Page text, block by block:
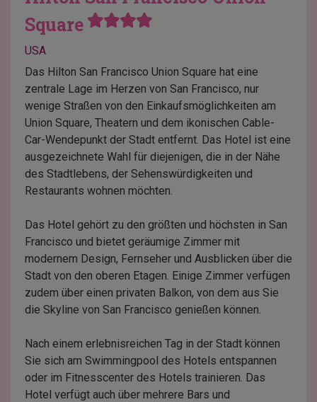
Square
USA
Das Hilton San Francisco Union Square hat eine
zentrale Lage im Herzen von San Francisco, nur
wenige Straßen von den Einkaufsmöglichkeiten am
Union Square, Theatern und dem ikonischen Cable-
Car-Wendepunkt der Stadt entfernt. Das Hotel ist eine
ausgezeichnete Wahl für diejenigen, die in der Nähe
des Stadtlebens, der Sehenswürdigkeiten und
Restaurants wohnen möchten.
Das Hotel gehört zu den größten und höchsten in San
Francisco und bietet geräumige Zimmer mit
modernem Design, Fernseher und Ausblicken über die
Stadt von den oberen Etagen. Einige Zimmer verfügen
zudem über einen privaten Balkon, von dem aus Sie
die Skyline von San Francisco genießen können.
Nach einem erlebnisreichen Tag in der Stadt können
Sie sich am Swimmingpool des Hotels entspannen
oder im Fitnesscenter des Hotels trainieren. Das
Hotel verfügt auch über mehrere Bars und